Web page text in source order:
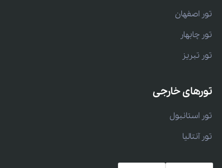
تور اصفهان
تور چابهار
تور تبریز
تورهای خارجی
تور استانبول
تور آنتالیا